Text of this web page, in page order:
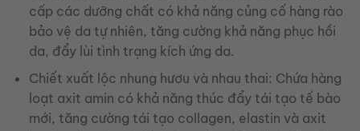
cấp các dưỡng chất có khả năng củng cố hàng rào
bảo vệ da tự nhiên, tăng cường khả năng phục hồi
da, đẩy lùi tình trạng kích ứng da.
Chiết xuất lộc nhung hươu và nhau thai: Chứa hàng
loạt axit amin có khả năng thúc đẩy tái tạo tế bào
mới, tăng cường tái tạo collagen, elastin và axit